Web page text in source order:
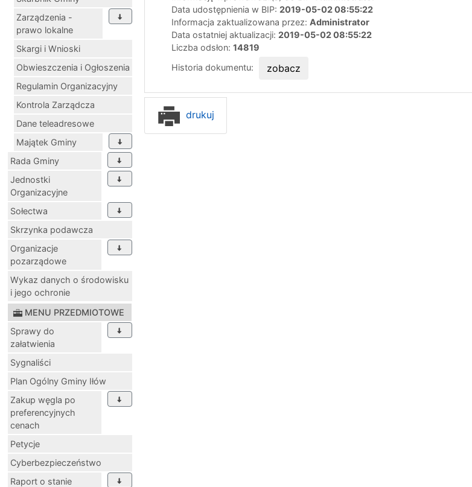
Zarządzenia -
prawo lokalne
Skargi i Wnioski
Obwieszczenia i Ogłoszenia
Regulamin Organizacyjny
Kontrola Zarządcza
Dane teleadresowe
Majątek Gminy
Rada Gminy
Jednostki
Organizacyjne
Sołectwa
Skrzynka podawcza
Organizacje
pozarządowe
Wykaz danych o środowisku
i jego ochronie
MENU PRZEDMIOTOWE
Sprawy do
załatwienia
Sygnaliści
Plan Ogólny Gminy Iłów
Zakup węgla po
preferencyjnych
cenach
Petycje
Cyberbezpieczeństwo
Raport o stanie
Data udostępnienia w BIP: 2019-05-02 08:55:22
Informacja zaktualizowana przez: Administrator
Data ostatniej aktualizacji: 2019-05-02 08:55:22
Liczba odsłon: 14819
Historia dokumentu:
zobacz
drukuj